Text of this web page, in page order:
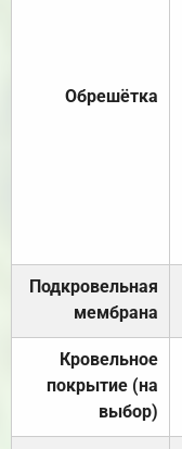
Обрешётка
Подкровельная
мембрана
Кровельное
покрытие (на
выбор)